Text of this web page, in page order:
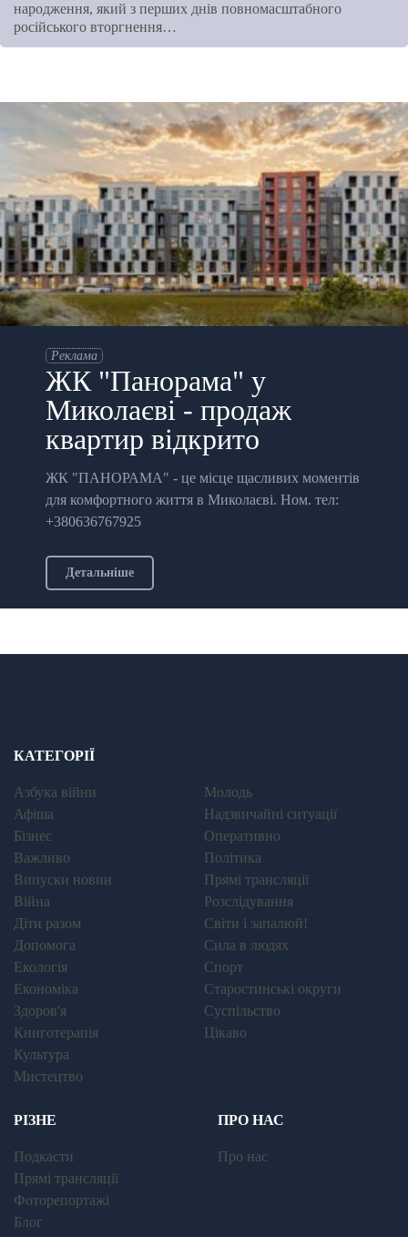
народження, який з перших днів повномасштабного
російського вторгнення…
Реклама
ЖК "Панорама" у
Миколаєві - продаж
квартир відкрито
ЖК "ПАНОРАМА" - це місце щасливих моментів
для комфортного життя в Миколаєві. Ном. тел:
+380636767925
Детальніше
КАТЕГОРІЇ
Азбука війни
Афіша
Бізнес
Важливо
Випуски новин
Війна
Діти разом
Допомога
Екологія
Економіка
Здоров'я
Книготерапія
Культура
Мистецтво
Молодь
Надзвичайні ситуації
Оперативно
Політика
Прямі трансляції
Розслідування
Світи і запалюй!
Сила в людях
Спорт
Старостинські округи
Суспільство
Цікаво
РІЗНЕ
Подкасти
Прямі трансляції
Фоторепортажі
Блог
ПРО НАС
Про нас